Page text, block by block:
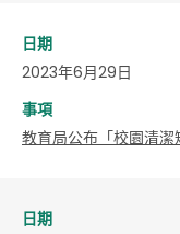
日期
2023年6月29日
事項
教育局公布「校園清
日期